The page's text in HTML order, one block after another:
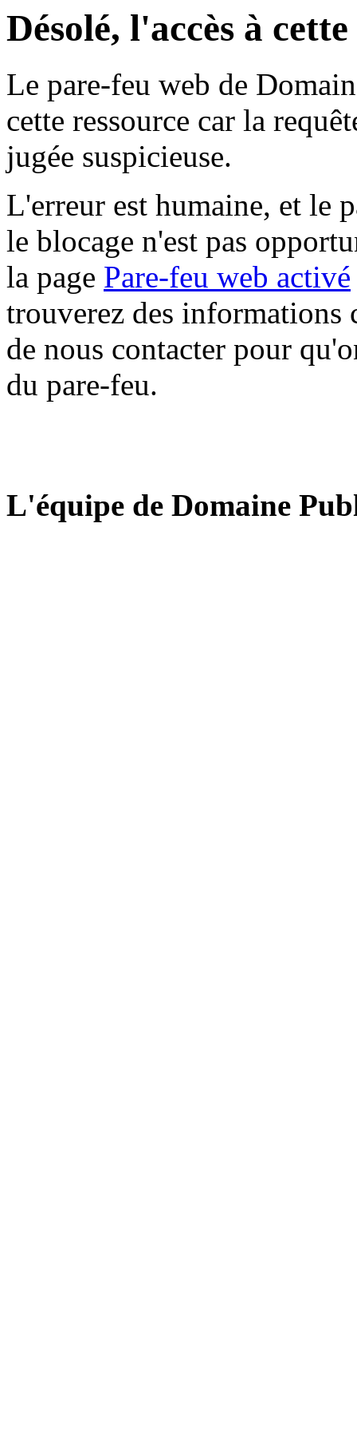
Désolé, l'accès à
Le pare-feu web de
cette ressource car la
jugée suspicieuse.
L'erreur est humaine, et le
le blocage n'est pas
la page Pare-feu web activé
trouverez des informations
de nous contacter pour
du pare-feu.
L'équipe de Domaine